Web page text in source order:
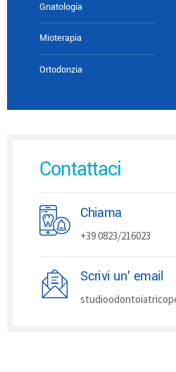
Gnatologia
Mioterapia
Ortodonzia
Contattaci
Chiama
+39 0823/216023
Scrivi un' email